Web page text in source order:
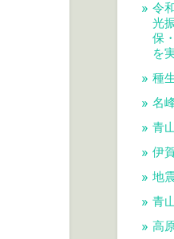
令
光
保
を
種
名
青
伊
地
青
高